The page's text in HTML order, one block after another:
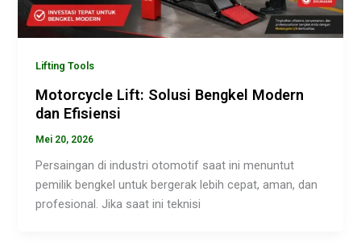
Lifting Tools
Motorcycle Lift: Solusi Bengkel Modern
dan Efisiensi
Mei 20, 2026
Persaingan di industri otomotif saat ini menuntut
pemilik bengkel untuk bergerak lebih cepat, aman, dan
profesional. Jika saat ini teknisi